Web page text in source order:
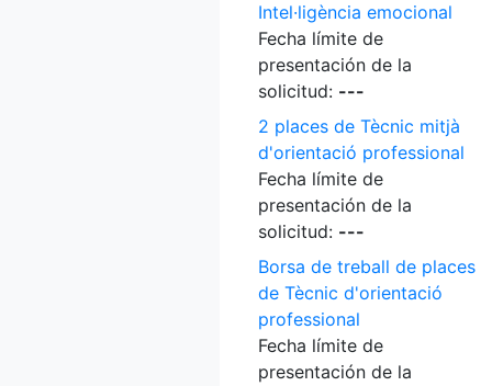
Intel·ligència emocional
Fecha límite de
presentación de la
solicitud: ---
2 places de Tècnic mitjà
d'orientació professional
Fecha límite de
presentación de la
solicitud: ---
Borsa de treball de places
de Tècnic d'orientació
professional
Fecha límite de
presentación de la